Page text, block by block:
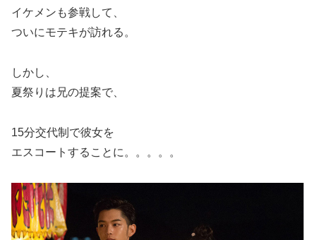
イケメンも参戦して、
ついにモテキが訪れる。
しかし、
夏祭りは兄の提案で、
15分交代制で彼女を
エスコートすることに。。。。。